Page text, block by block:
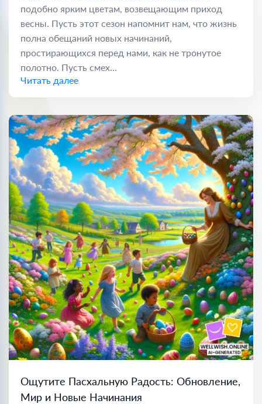
подобно ярким цветам, возвещающим приход
весны. Пусть этот сезон напомнит нам, что жизнь
полна обещаний новых начинаний,
простирающихся перед нами, как не тронутое
полотно. Пусть смех...
Читать далее
Ощутите Пасхальную Радость: Обновление,
Мир и Новые Начинания